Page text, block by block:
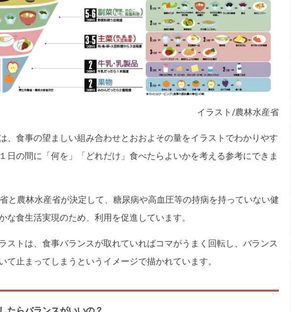
イラスト/農林水産省
、食事の望ましい組み合わせとおおよその量をイラストでわかりやす
日の間に「何を」「どれだけ」食べたらよいかを考える参考にできま
と農林水産省が決定して、糖尿病や高血圧等の持病を持っていない健
な食生活実現のため、利用を促進しています。
ストは、食事バランスが取れていればコマがうまく回転し、バランス
て止まってしまうというイメージで描かれています。